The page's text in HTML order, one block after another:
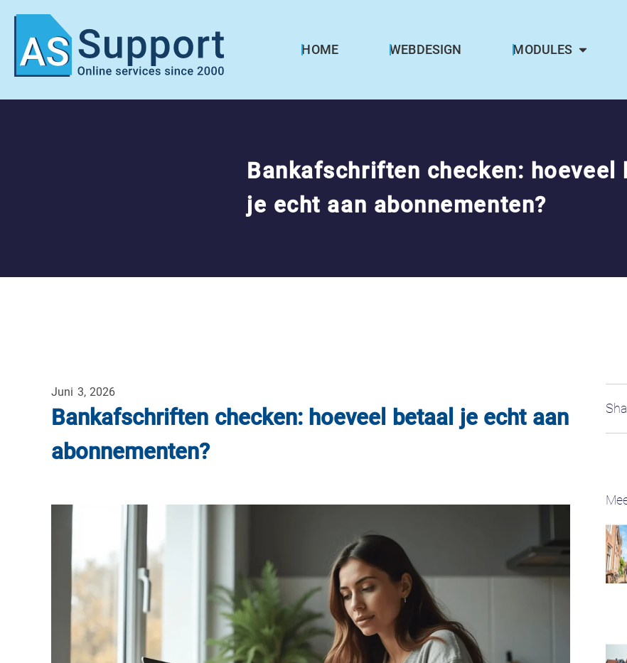
HOME WEBDESIGN MODULES
Bankafschriften checken: hoeveel
je echt aan abonnementen?
Juni 3, 2026
Bankafschriften checken: hoeveel betaal je echt aan
abonnementen?